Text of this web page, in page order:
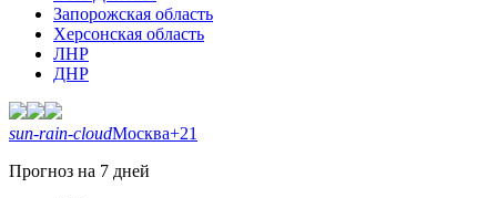
Запорожская область
Херсонская область
ЛНР
ДНР
sun-rain-cloudМосква+21
Прогноз на 7 дней